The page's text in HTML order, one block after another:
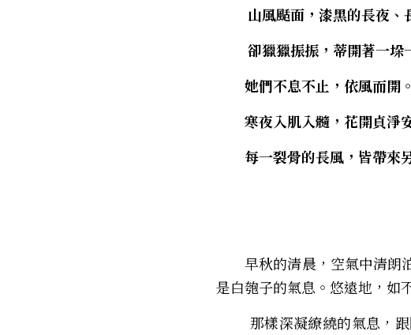
山風颳面，漆黑的長夜
卻獵獵振振，蒂開著
她們不息不止，依風而開。
寒夜入肌入髓，花開貞淨
每一裂骨的長風，皆帶來
早秋的清晨，空氣中清朗泊
是白匏子的氣息。悠遠地，如